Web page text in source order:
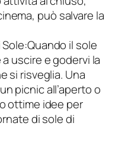
può salvare la
il sole
uscire e godervi la
si risveglia. Una
picnic all’aperto o
ottime idee per
di sole di